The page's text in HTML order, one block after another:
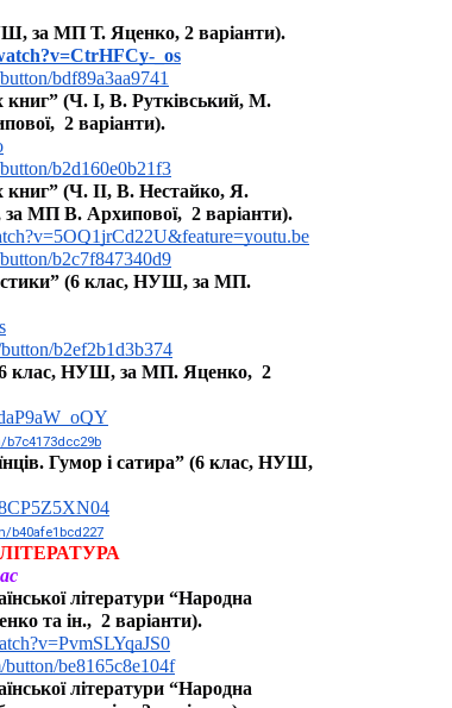
за МП Т. Яценко, 2 варіанти).
_os
bdf89a3aa9741
(Ч. І, В. Рутківський, М.
2 варіанти).
b2d160e0b21f3
(Ч. ІІ, В. Нестайко, Я.
МП В. Архипової,  2 варіанти).
b2c7f847340d9
(6 клас, НУШ, за МП.
b2ef2b1d3b374
клас, НУШ, за МП. Яценко,  2
Гумор і сатира” (6 клас, НУШ,
b40afe1bcd227
літератури “Народна
та ін.,  2 варіанти).
be8165c8e104f
літератури “Народна